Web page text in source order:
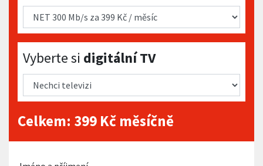
Vyberte si digitální TV
Vyberte si digitální TV
Celkem: 399 Kč měsíčně